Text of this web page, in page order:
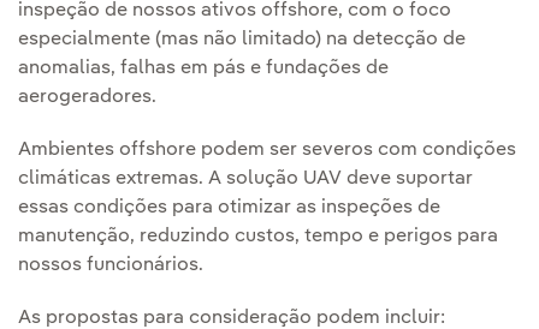
inspeção de nossos ativos offshore, com o foco
especialmente (mas não limitado) na detecção de
anomalias, falhas em pás e fundações de
aerogeradores.
Ambientes offshore podem ser severos com condições
climáticas extremas. A solução UAV deve suportar
essas condições para otimizar as inspeções de
manutenção, reduzindo custos, tempo e perigos para
nossos funcionários.
As propostas para consideração podem incluir: